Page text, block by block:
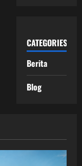
CATEGORIES
Berita
Blog